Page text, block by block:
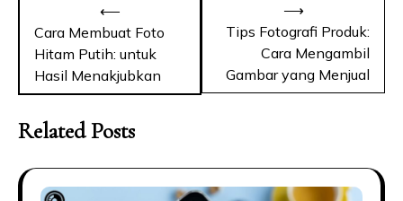
pos
⟵
Cara Membuat Foto
Hitam Putih: untuk
Hasil Menakjubkan
Tips Fotografi Produk:
Cara Mengambil
Gambar yang Menjual
⟶
Related Posts